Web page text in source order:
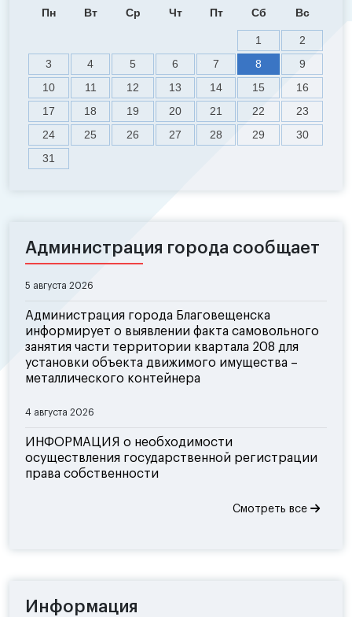
Пн Вт Ср Чт Пт Сб Вс
1
2
3
4 5 6 7 8
9
10
11 12 13 14 15
16
17
18 19 20 21 22
23
24
25 26 27 28 29
30
31
Администрация города сообщает
5 августа 2026
Администрация города Благовещенска
информирует о выявлении факта самовольного
занятия части территории квартала 208 для
установки объекта движимого имущества –
металлического контейнера
4 августа 2026
ИНФОРМАЦИЯ о необходимости
осуществления государственной регистрации
права собственности
Смотреть все
Информация